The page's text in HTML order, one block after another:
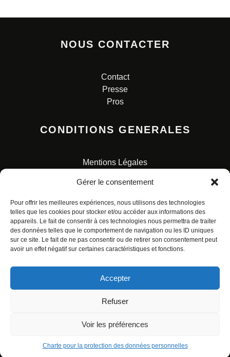
Gérer le consentement
Pour offrir les meilleures expériences, nous utilisons des technologies
telles que les cookies pour stocker et/ou accéder aux informations des
appareils. Le fait de consentir à ces technologies nous permettra de traiter
des données telles que le comportement de navigation ou les ID uniques
sur ce site. Le fait de ne pas consentir ou de retirer son consentement peut
avoir un effet négatif sur certaines caractéristiques et fonctions.
Accepter
Refuser
Voir les préférences
Charte pour la protection des données personnelles
NOUS CONTACTER
Contact
Presse
Pros
CONDITIONS GENERALES
Mentions Légales
Charte pour la protection des données personnelles
© ALL RIGHTS RESERVED. URBAN COMICS POUR LES